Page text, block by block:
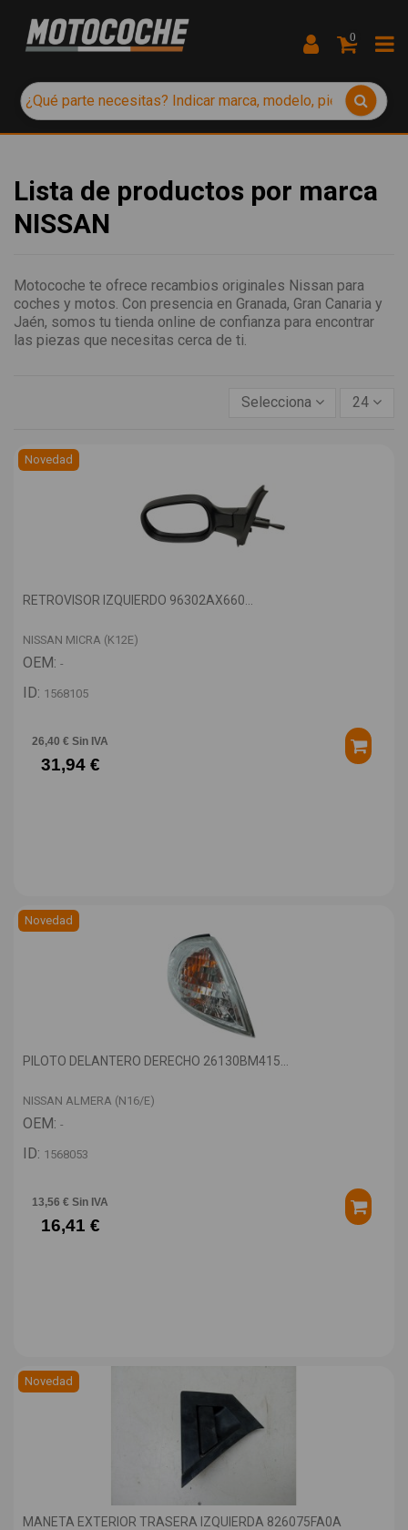
0
Lista de productos por marca
NISSAN
Motocoche te ofrece recambios originales Nissan para
coches y motos. Con presencia en Granada, Gran Canaria y
Jaén, somos tu tienda online de confianza para encontrar
las piezas que necesitas cerca de ti.
Selecciona 24
Novedad
RETROVISOR IZQUIERDO 96302AX660...
NISSAN MICRA (K12E)
OEM: -
ID: 1568105
26,40 € Sin IVA
31,94 €
Novedad
PILOTO DELANTERO DERECHO 26130BM415...
NISSAN ALMERA (N16/E)
OEM: -
ID: 1568053
13,56 € Sin IVA
16,41 €
Novedad
MANETA EXTERIOR TRASERA IZQUIERDA 826075FA0A